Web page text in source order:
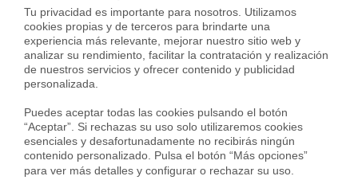
Espectacular loft dúplex en barcelona
Tu privacidad es importante para nosotros. Utilizamos
cookies propias y de terceros para brindarte una
experiencia más relevante, mejorar nuestro sitio web y
analizar su rendimiento, facilitar la contratación y realización
de nuestros servicios y ofrecer contenido y publicidad
personalizada.
Puedes aceptar todas las cookies pulsando el botón
“Aceptar”. Si rechazas su uso solo utilizaremos cookies
esenciales y desafortunadamente no recibirás ningún
contenido personalizado. Pulsa el botón “Más opciones”
para ver más detalles y configurar o rechazar su uso.